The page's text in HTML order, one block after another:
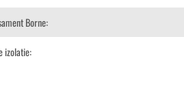
Borne:
izolatie: